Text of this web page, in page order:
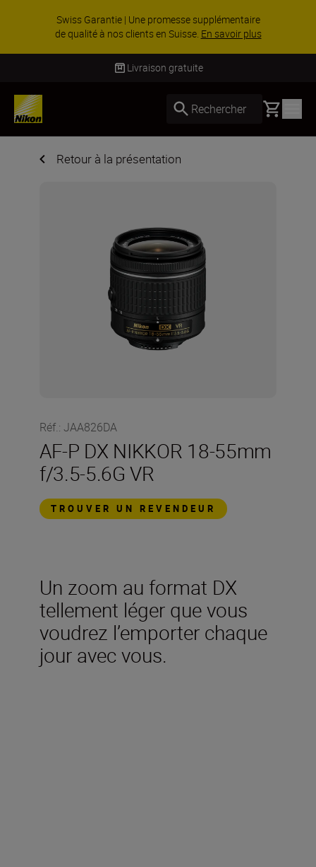
Swiss Garantie | Une promesse supplémentaire
de qualité à nos clients en Suisse. En savoir plus
Livraison gratuite
Rechercher Basket
Retour à la présentation
Réf.: JAA826DA
AF-P DX NIKKOR 18-55mm
f/3.5-5.6G VR
TROUVER UN REVENDEUR
Un zoom au format DX
tellement léger que vous
voudrez l’emporter chaque
jour avec vous.